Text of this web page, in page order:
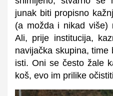
junak biti propisno
(a možda i nikad više)
Ali, prije institucija,
navijačka skupina, time
isti. Oni se često žale
koš, evo im prilike